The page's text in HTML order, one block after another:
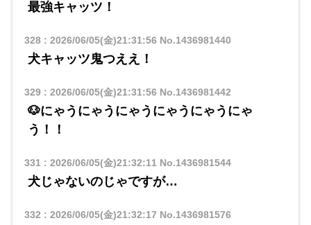
最強キャッツ！
328: 2026/06/05(金)21:31:56 No.1436981440
犬キャッツ鬼つええ！
329: 2026/06/05(金)21:31:56 No.1436981442
🐶にゃうにゃうにゃうにゃうにゃうにゃ
う！！
331 : 2026/06/05(金)21:32:11 No.1436981544
犬じゃないのじゃですが…
332 : 2026/06/05(金)21:32:17 No.1436981576